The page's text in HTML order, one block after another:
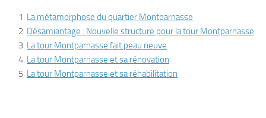
La métamorphose du quartier Montparnasse
Désamiantage : Nouvelle structure pour la tour Montparnasse
La tour Montparnasse fait peau neuve
La tour Montparnasse et sa rénovation
La tour Montparnasse et sa réhabilitation